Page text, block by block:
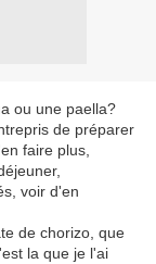
ou une paella?
de préparer
faire plus,
voir d'en
de chorizo, que
la que je l'ai